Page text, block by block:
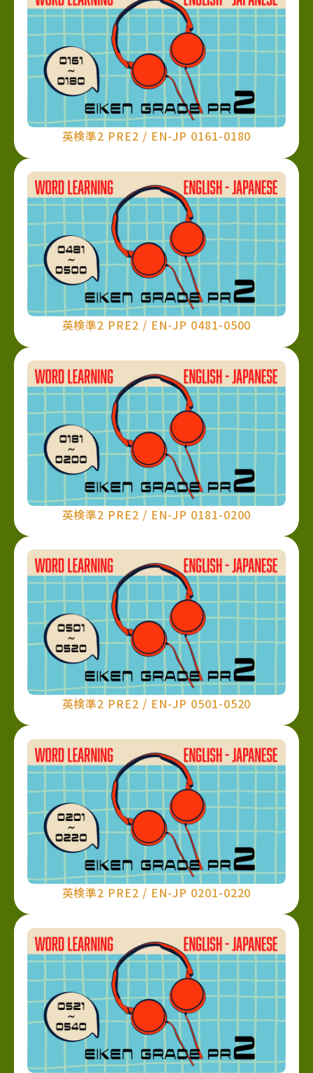
英検準2 PRE2 / EN-JP 0161-0180
英検準2 PRE2 / EN-JP 0481-0500
英検準2 PRE2 / EN-JP 0181-0200
英検準2 PRE2 / EN-JP 0501-0520
英検準2 PRE2 / EN-JP 0201-0220